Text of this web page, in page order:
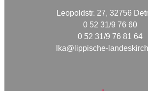
Leopoldstr. 27, 32756
0 52 31/9 76 60
0 52 31/9 76 81 64
lka@lippische-